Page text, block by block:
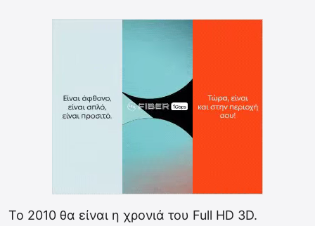
To 2010 θα είναι η χρονιά του Full HD 3D.